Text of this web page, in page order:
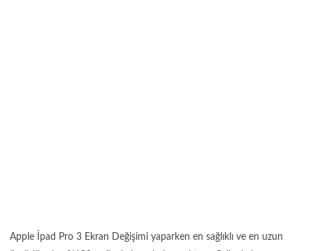
Apple İpad Pro 3 Ekran Değişimi yaparken en sağlıklı ve en uzun